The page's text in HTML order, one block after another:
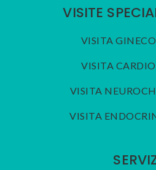
VISITE
VISITA
VISITA
VISITA
VISITA